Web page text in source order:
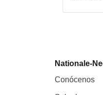
Nationale-
Conócenos